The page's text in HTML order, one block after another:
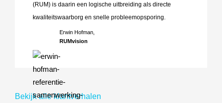
Erwin Hofman,
RUMvision
(RUM) is daarin een logische uitbreiding als directe
kwaliteitswaarborg en snelle probleemopsporing.
Bekijk alle klantverhalen